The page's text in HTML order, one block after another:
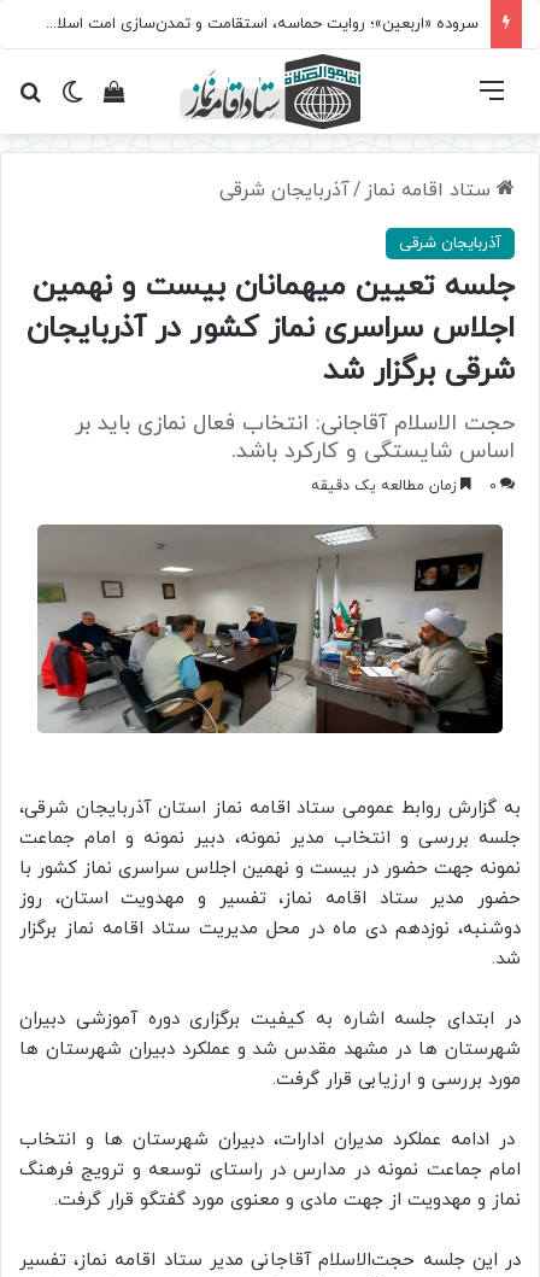
سروده‌ «اربعین»؛ روایت حماسه، استقامت و تمدن‌سازی امت اسلامی
تغییرمشاهده فهرست
ستاد اقامه نماز /آذربایجان شرقی
آذربایجان شرقی
جلسه تعیین میهمانان بیست و نهمین
اجلاس سراسری نماز کشور در آذربایجان
شرقی برگزار شد
حجت الاسلام آقاجانی: انتخاب فعال نمازی باید بر
اساس شایستگی و کارکرد باشد.
0 زمان مطالعه یک دقیقه
به گزارش روابط عمومی ستاد اقامه نماز استان آذربایجان شرقی،
جلسه بررسی و انتخاب مدیر نمونه، دبیر نمونه و امام جماعت
نمونه جهت حضور در بیست و نهمین اجلاس سراسری نماز کشور با
حضور مدیر ستاد اقامه نماز، تفسیر و مهدویت استان، روز
دوشنبه، نوزدهم دی ماه در محل مدیریت ستاد اقامه نماز برگزار
شد.
در ابتدای جلسه اشاره به کیفیت برگزاری دوره آموزشی دبیران
شهرستان ها در مشهد مقدس شد و عملکرد دبیران شهرستان ها
مورد بررسی و ارزیابی قرار گرفت.
در ادامه عملکرد مدیران ادارات، دبیران شهرستان ها و انتخاب
امام جماعت نمونه در مدارس در راستای توسعه و ترویج فرهنگ
نماز و مهدویت از جهت مادی و معنوی مورد گفتگو قرار گرفت.
در این جلسه حجت‌الاسلام آقاجانی مدیر ستاد اقامه نماز، تفسیر